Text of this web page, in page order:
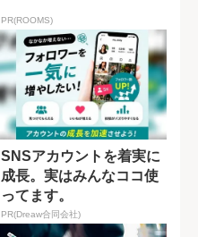
PR(ROOMS)
SNSアカウントを着実に
成長。実はみんなココ使
ってます。
PR(Dreaw合同会社)